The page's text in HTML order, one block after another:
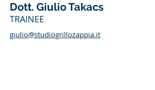
Dott. Giulio Takacs
TRAINEE
giulio@studiogrillozappia.it